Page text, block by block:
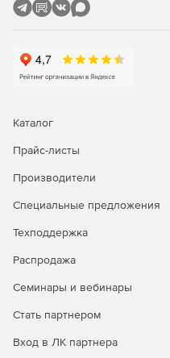
Консоль отчетов EventLog
предлагает сотни
Каталог
Прайс-листы
Производители
Специальные предложения
Техподдержка
Распродажа
Семинары и вебинары
Стать партнером
Вход в ЛК партнера